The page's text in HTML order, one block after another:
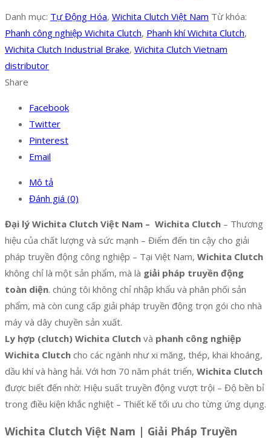
Danh mục: Tự Động Hóa, Wichita Clutch Việt Nam Từ khóa:
Phanh công nghiệp Wichita Clutch, Phanh khí Wichita Clutch,
Wichita Clutch Industrial Brake, Wichita Clutch Vietnam
distributor
Share
Facebook
Twitter
Pinterest
Email
Mô tả
Đánh giá (0)
Đại lý Wichita Clutch Việt Nam – Wichita Clutch – Thương
hiệu của chất lượng và sức mạnh – Điểm đến tin cậy cho giải
pháp truyền động công nghiệp – Tại Việt Nam, Wichita Clutch
không chỉ là một sản phẩm, mà là giải pháp truyền động
toàn diện. chúng tôi không chỉ nhập khẩu và phân phối sản
phẩm, mà còn cung cấp giải pháp truyền động trọn gói cho nhà
máy và dây chuyền sản xuất.
Ly hợp (clutch) Wichita Clutch và phanh công nghiệp
Wichita Clutch cho các ngành như xi măng, thép, khai khoáng,
dầu khí và hàng hải. Với hơn 70 năm phát triển, Wichita Clutch
được biết đến nhờ: Hiệu suất truyền động vượt trội – Độ bền bỉ
trong điều kiện khắc nghiệt – Thiết kế tối ưu cho từng ứng dụng.
Wichita Clutch Việt Nam | Giải Pháp Truyền